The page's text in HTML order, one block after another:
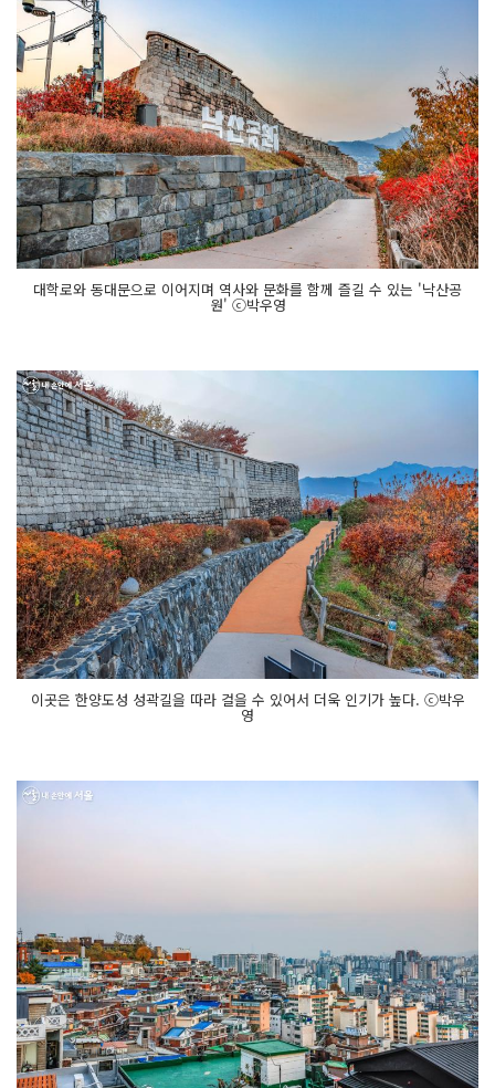
대학로와 동대문으로 이어지며 역사와 문화를 함께 즐길 수 있는 '낙산공
원' ⓒ박우영
이곳은 한양도성 성곽길을 따라 걸을 수 있어서 더욱 인기가 높다. ⓒ박우
영